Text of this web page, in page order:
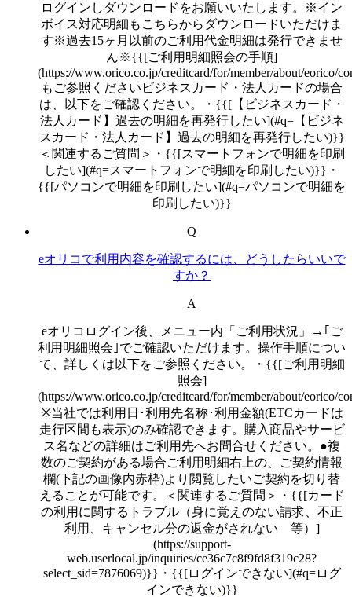
ログインしダウンロードをお願いいたします。※イン
ボイス対応明細もこちらからダウンロードいただけま
す※過去15ヶ月以前のご利用代金明細は発行できませ
ん※{{[ご利用明細照会の手順]
(https://www.orico.co.jp/creditcard/for/member/about/eorico/
もご参照くださいビジネスカード・法人カードの場合
は、以下をご確認ください。・{{[【ビジネスカード・
法人カード】過去の明細を再発行したい](#q=【ビジネ
スカード・法人カード】過去の明細を再発行したい)}}
＜関連するご質問＞・{{[スマートフォンで明細を印刷
したい](#q=スマートフォンで明細を印刷したい)}}・
{{[パソコンで明細を印刷したい](#q=パソコンで明細を
印刷したい)}}
Q
eオリコで利用内容を確認するには、どうしたらいいで
すか？
A
eオリコログイン後、メニュー内「ご利用状況」→｢ご
利用明細照会｣でご確認いただけます。操作手順につい
て、詳しくは以下をご参照ください。・{{[ご利用明細
照会]
(https://www.orico.co.jp/creditcard/for/member/about/eorico/
※当社では利用日･利用先名称･利用金額(ETCカードは
走行区間も表示)のみ確認できます。購入商品やサービ
ス名などの詳細はご利用先へお問合せください。●複
数のご契約がある場合ご利用明細右上の、ご契約情報
欄(下記の画像内赤枠)より閲覧したいご契約を切り替
えることが可能です。＜関連するご質問＞・{{[カード
の利用に関するトラブル（身に覚えのない請求、不正
利用、キャンセル分の返金がされない 等）]
(https://support-
web.userlocal.jp/inquiries/ce36c7c8f9fd8f319c28?
select_sid=7876069)}}・{{[ログインできない](#q=ログ
インできない)}}